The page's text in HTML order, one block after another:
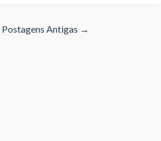
Postagens Antigas →